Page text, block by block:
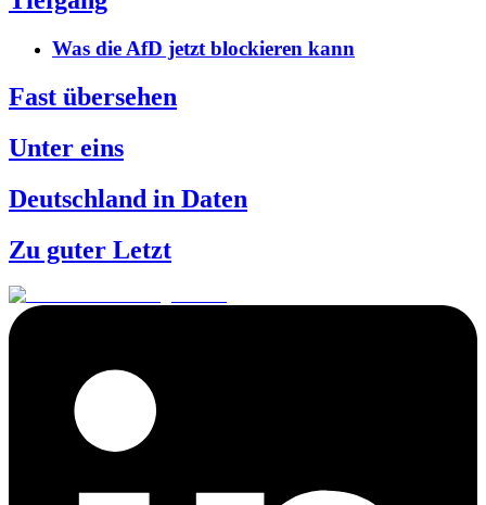
Was die AfD jetzt blockieren kann
Fast übersehen
Unter eins
Deutschland in Daten
Zu guter Letzt